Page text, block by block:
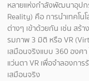
หลายแห่งกำลังพัฒนาอุปก
Reality) คือ การนำเทคโน
ต่างๆ เข้าด้วยกัน เช่น สร้า
รมภาพ 3 มิติ หรือ VR
เสมือนจริงแบบ 360 องศ
แว่นตา VR เพื่อจำลองการ
เสมือนจริง